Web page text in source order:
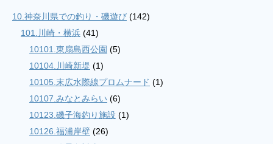
記
10.神奈川県での釣り・磯遊び (142)
101.川崎・横浜 (41)
10101.東扇島西公園 (5)
10104.川崎新堤 (1)
10105.末広水際線プロムナード (1)
10107.みなとみらい (6)
10123.磯子海釣り施設 (1)
10126.福浦岸壁 (26)